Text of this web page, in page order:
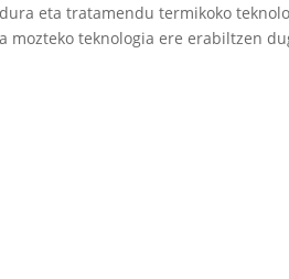
eta tratamendu termikoko
mozteko teknologia ere erabiltzen